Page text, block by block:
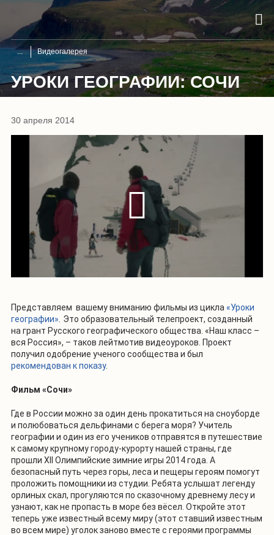
Видеогалерея
УРОКИ ГЕОГРАФИИ: СОЧИ
30 апреля 2014
Представляем вашему вниманию фильмы из цикла «Уроки
географии» Это образовательный телепроект, созданный
на грант Русского географического общества. «Наш класс –
вся Россия», – таков лейтмотив видеоуроков. Проект
получил одобрение ученого сообщества и был
рекомендован к показу.
Фильм «Сочи»
Где в России можно за один день прокатиться на сноуборде
и полюбоваться дельфинами с берега моря? Учитель
географии и один из его учеников отправятся в путешествие
к самому крупному городу-курорту нашей страны, где
прошли XII Олимпийские зимние игры 2014 года. А
безопасный путь через горы, леса и пещеры героям помогут
проложить помощники из студии. Ребята услышат легенду
орлиных скал, прогуляются по сказочному древнему лесу и
узнают, как не пропасть в море без вёсел. Откройте этот
теперь уже известный всему миру (этот ставший известным
во всем мире) уголок заново вместе с героями программы